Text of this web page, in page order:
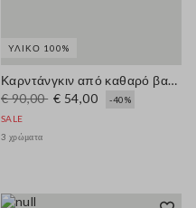
ΥΛΙΚΌ 100%
Καρντάνγκιν από καθαρό βαμβάκι σε κόκκινο χρώμα με φερμουάρ, φαρδιά γραμμή
€ 90,00 € 54,00
-40%
SALE
3 χρώματα